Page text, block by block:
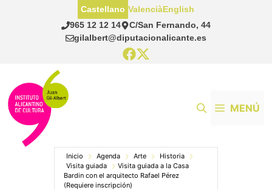
965 12 12 14
C/San Fernando, 44
gilalbert@diputacionalicante.es
Castellano ValenciàEnglish
MENÚ
Inicio Agenda Arte
Historia
Visita guiada
Visita guiada a la Casa
Bardin con el arquitecto Rafael Pérez
(Requiere inscripción)